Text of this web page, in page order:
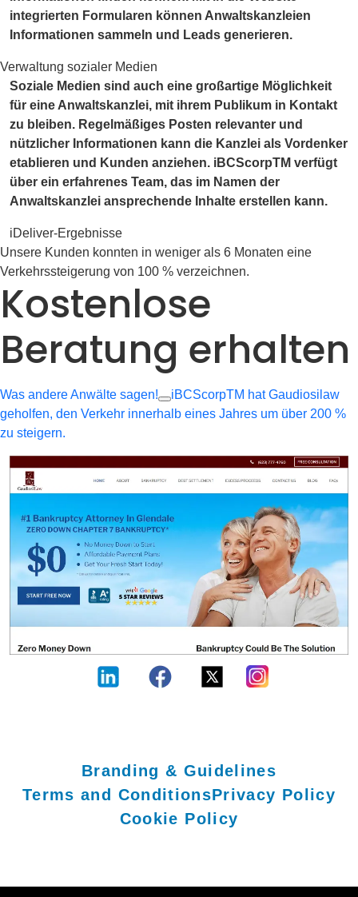
integrierten Formularen können Anwaltskanzleien
Informationen sammeln und Leads generieren.
Verwaltung sozialer Medien
Soziale Medien sind auch eine großartige Möglichkeit
für eine Anwaltskanzlei, mit ihrem Publikum in Kontakt
zu bleiben. Regelmäßiges Posten relevanter und
nützlicher Informationen kann die Kanzlei als Vordenker
etablieren und Kunden anziehen. iBCScorpTM verfügt
über ein erfahrenes Team, das im Namen der
Anwaltskanzlei ansprechende Inhalte erstellen kann.
iDeliver-Ergebnisse
Unsere Kunden konnten in weniger als 6 Monaten eine
Verkehrssteigerung von 100 % verzeichnen.
Kostenlose
Beratung erhalten
Was andere Anwälte sagen!
iBCScorpTM hat Gaudiosilaw
geholfen, den Verkehr innerhalb eines Jahres um über 200 %
zu steigern.
Branding & Guidelines
Terms and ConditionsPrivacy Policy
Cookie Policy